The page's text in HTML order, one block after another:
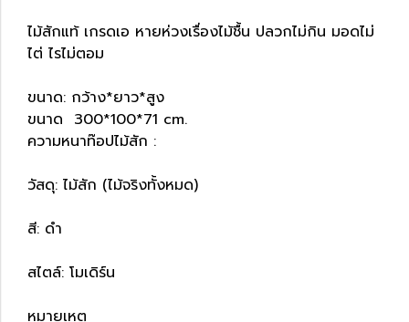
ไม้สักแท้ เกรดเอ หายห่วงเรื่องไม้ชื้น ปลวกไม่กิน มอดไม่
ไต่ ไรไม่ตอม
ขนาด: กว้าง*ยาว*สูง
ขนาด 300*100*71 cm.
ความหนาท๊อปไม้สัก :
วัสดุ: ไม้สัก (ไม้จริงทั้งหมด)
สี: ดำ
สไตล์: โมเดิร์น
หมายเหตุ